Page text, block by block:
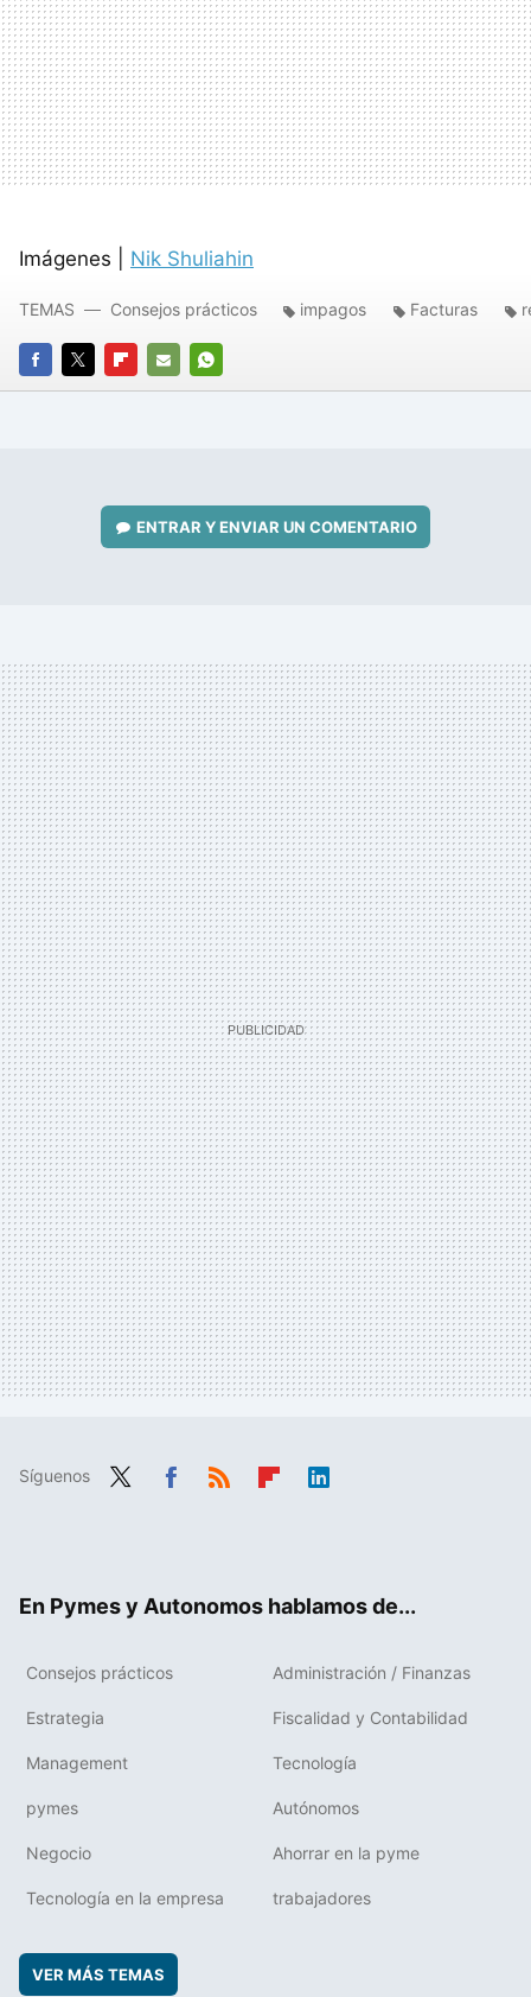
Imágenes | Nik Shuliahin
FACEBOOK
TWITTERFLIPBOARD
E-
WHATSAPP
TEMAS Consejos prácticos impagos Facturas
ENTRAR Y ENVIAR UN COMENTARIO
Síguenos
En Pymes y Autonomos hablamos de...
Consejos prácticos Administración / Finanzas
Estrategia Fiscalidad y Contabilidad
Management Tecnología
pymes Autónomos
Negocio Ahorrar en la pyme
Tecnología en la empresa trabajadores
VER MÁS TEMAS